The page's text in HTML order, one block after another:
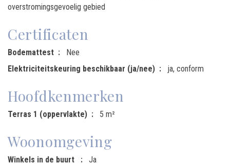
overstromingsgevoelig gebied
Certificaten
Bodemattest
Nee
Elektriciteitskeuring beschikbaar (ja/nee)
ja, conform
Hoofdkenmerken
Terras 1 (oppervlakte) 5 m²
Woonomgeving
Winkels in de buurt
Ja